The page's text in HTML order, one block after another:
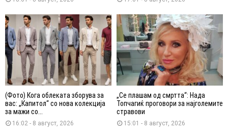
(Фото) Кога облеката зборува за
вас: „Капитол“ со нова колекција
за мажи со...
16:02 - 8 август, 2026
„Се плашам од смртта“: Нада
Топчагиќ проговори за најголемите
стравови
15:01 - 8 август, 2026